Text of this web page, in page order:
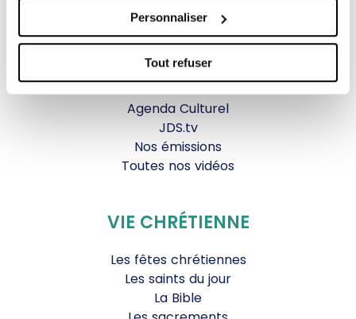
Personnaliser
Tout refuser
Magazine Le Jour du Seigneur
Documentaires
Parole Inattendue
Tous Frères
Générations Laudato Si’
Agenda Culturel
JDS.tv
Nos émissions
Toutes nos vidéos
VIE CHRÉTIENNE
Les fêtes chrétiennes
Les saints du jour
La Bible